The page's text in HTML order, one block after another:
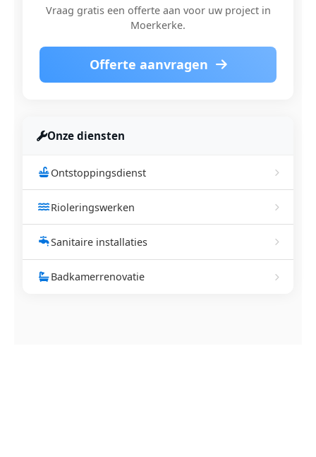
Vraag gratis een offerte aan voor uw project in
Moerkerke.
Offerte aanvragen
Onze diensten
Ontstoppingsdienst
Rioleringswerken
Sanitaire installaties
Badkamerrenovatie